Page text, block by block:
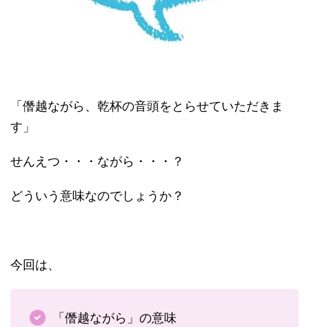
「僭越ながら、乾杯の音頭をとらせていただきま
す」
せんえつ・・・ながら・・・？
どういう意味なのでしょうか？
今回は、
「僭越ながら」の意味